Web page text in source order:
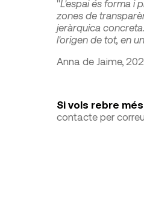
"L'espai és forma i
zones de
jeràrquica
l'origen de tot, en
Anna de Jaime,
Si vols rebre
contacte per